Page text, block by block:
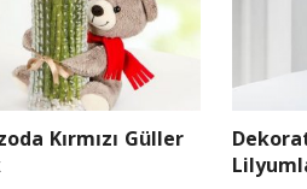
Kırmızı Güller